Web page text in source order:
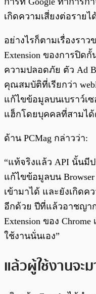
เกิดความเสี่ยงต่อราย
อย่างไรก็ตามเรื่องรา
Extension ของการปิด
ความปลอดภัย ตัว Ad
คุณสมบัติที่เรียกว่า
แก้ไขข้อมูลบนเบราว์เ
แฮ็กโดยบุคคลที่สามได้
ด้าน PCMag กล่าวว่า:
“แท้จริงแล้ว API นั้นมี
แก้ไขข้อมูลบน
เข้ามาได้ และยังเกิดค
อีกด้วย ปีที่แล้วอาชญา
Extension ของ
ใช้งานนั่นเอง”
แล้วผู้ใช้งานจะ